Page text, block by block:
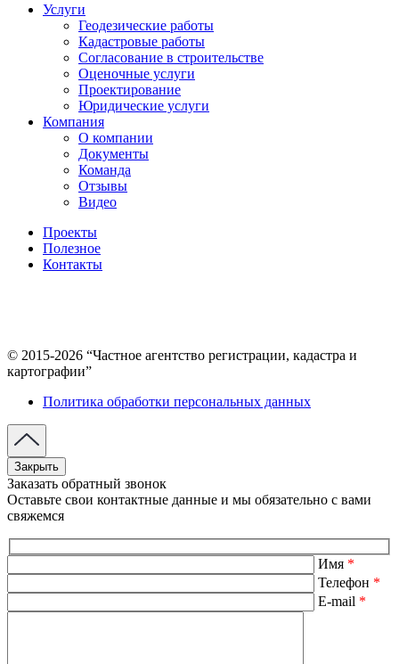
Услуги
Геодезические работы
Кадастровые работы
Согласование в строительстве
Оценочные услуги
Проектирование
Юридические услуги
Компания
О компании
Документы
Команда
Отзывы
Видео
Проекты
Полезное
Контакты
© 2015-2026 “Частное агентство регистрации, кадастра и
картографии”
Политика обработки персональных данных
Закрыть
Заказать обратный звонок
Оставьте свои контактные данные и мы обязательно с вами
свяжемся
Имя *
Телефон *
E-mail *